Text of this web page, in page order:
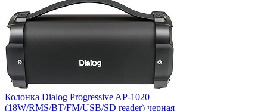
Колонка Dialog Progressive AP-1020
(18W/RMS/BT/FM/USB/SD reader) черная